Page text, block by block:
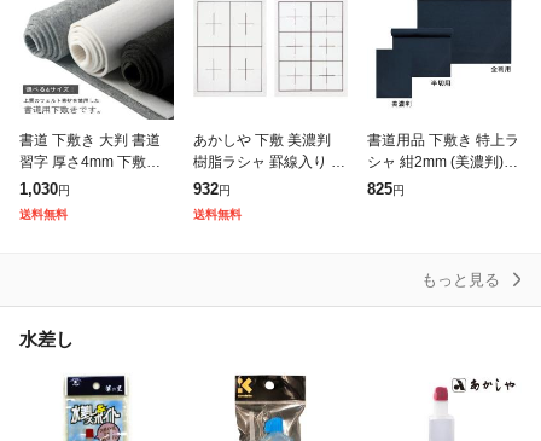
書道 下敷き 大判 書道
習字 厚さ4mm 下敷き
フェルト 厚手 毛氈 も
うせん 半紙 全紙用 絵
画 書初め 書道用下敷き
1,030円
送料無料
あかしや 下敷 美濃判
樹脂ラシャ 罫線入り Y-
AE-01
932円
送料無料
書道用品 下敷き 特上ラ
シャ 紺2mm (美濃判) O
E32-2 書道用具 半紙屋
825円
もっと見る
水差し